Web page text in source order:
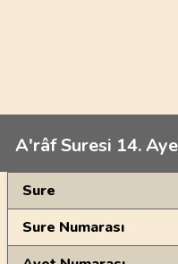
A'râf Suresi 14.
Genel Bilgiler
Sure
Sure Numarası